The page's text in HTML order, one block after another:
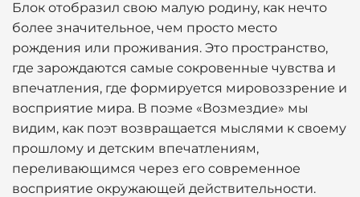
Блок отобразил свою малую родину, как нечто
более значительное, чем просто место
рождения или проживания. Это пространство,
где зарождаются самые сокровенные чувства и
впечатления, где формируется мировоззрение и
восприятие мира. В поэме «Возмездие» мы
видим, как поэт возвращается мыслями к своему
прошлому и детским впечатлениям,
переливающимся через его современное
восприятие окружающей действительности.